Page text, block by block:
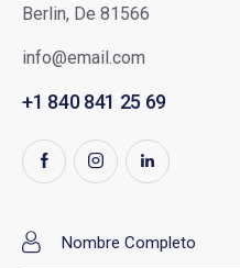
Berlin, De 81566
info@email.com
+1 840 841 25 69